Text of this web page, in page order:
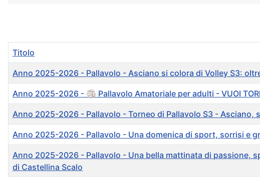
Titolo
Anno 2025-2026 - Pallavolo - Asciano si colora di Volley S3:
Anno 2025-2026 - 🏐 Pallavolo Amatoriale per adulti - VUOI
Anno 2025-2026 - Pallavolo - Torneo di Pallavolo S3 - Asciano,
Anno 2025-2026 - Pallavolo - Una domenica di sport, sorrisi e
Anno 2025-2026 - Pallavolo - Una bella mattinata di passione,
di Castellina Scalo